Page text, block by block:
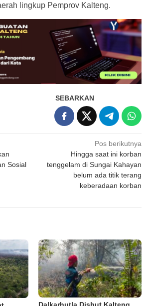
lingkup Pemprov Kalteng.
SEBARKAN
Sosial
Pos berikutnya
Hingga saat ini korban
tenggelam di Sungai Kahayan
belum ada titik terang
keberadaan korban